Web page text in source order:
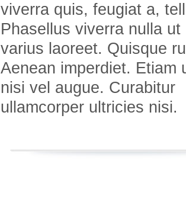
viverra quis, feugiat a,
Phasellus viverra nulla ut
varius laoreet. Quisque
Aenean imperdiet. Etiam
nisi vel augue. Curabitur
ullamcorper ultricies nisi.